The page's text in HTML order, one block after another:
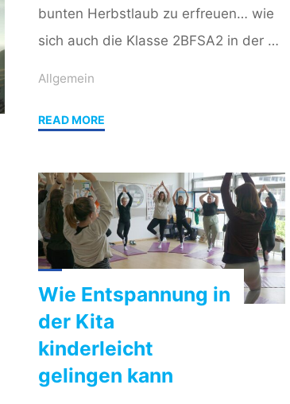
bunten Herbstlaub zu erfreuen… wie
sich auch die Klasse 2BFSA2 in der …
Allgemein
READ MORE
ist
da!"
Wie Entspannung in
der Kita
kinderleicht
gelingen kann